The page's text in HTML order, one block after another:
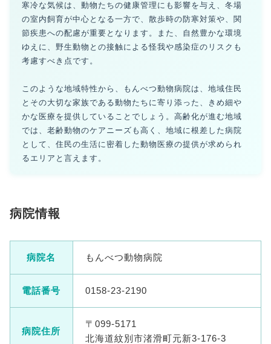
寒冷な気候は、動物たちの健康管理にも影響を与え、冬場
の室内飼育が中心となる一方で、散歩時の防寒対策や、関
節疾患への配慮が重要となります。また、自然豊かな環境
ゆえに、野生動物との接触による怪我や感染症のリスクも
考慮すべき点です。
このような地域特性から、もんべつ動物病院は、地域住民
とその大切な家族である動物たちに寄り添った、きめ細や
かな医療を提供していることでしょう。高齢化が進む地域
では、老齢動物のケアニーズも高く、地域に根差した病院
として、住民の生活に密着した動物医療の提供が求められ
るエリアと言えます。
病院情報
病院名 もんべつ動物病院
電話番号 0158-23-2190
病院住所
〒099-5171
北海道紋別市渚滑町元新3-176-3